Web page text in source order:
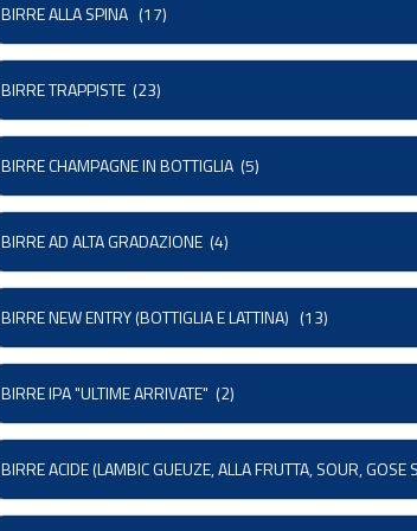
BIRRE ALLA SPINA (17)
BIRRE TRAPPISTE (23)
BIRRE CHAMPAGNE IN BOTTIGLIA (5)
BIRRE AD ALTA GRADAZIONE (4)
BIRRE NEW ENTRY (BOTTIGLIA E LATTINA) (13)
BIRRE IPA "ULTIME ARRIVATE" (2)
BIRRE ACIDE (LAMBIC GUEUZE, ALLA FRUTTA, SOUR, GOSE